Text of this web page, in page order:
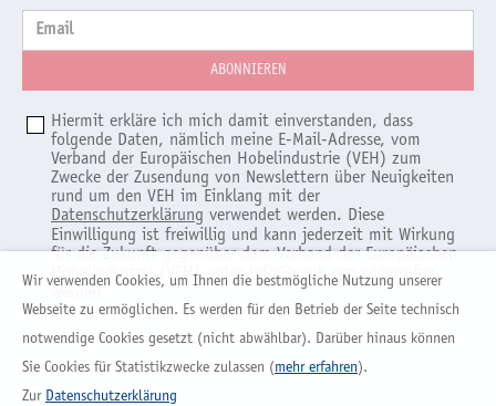
Email
Hiermit erkläre ich mich damit einverstanden, dass
folgende Daten, nämlich meine E-Mail-Adresse, vom
Verband der Europäischen Hobelindustrie (VEH) zum
Zwecke der Zusendung von Newslettern über Neuigkeiten
rund um den VEH im Einklang mit der
Datenschutzerklärung verwendet werden. Diese
Einwilligung ist freiwillig und kann jederzeit mit Wirkung
für die Zukunft gegenüber dem Verband der Europäischen
Hobelindustrie (VEH) unter
info@veuh.org widerrufen
Wir verwenden Cookies, um Ihnen die bestmögliche Nutzung unserer
Webseite zu ermöglichen. Es werden für den Betrieb der Seite technisch
notwendige Cookies gesetzt (nicht abwählbar). Darüber hinaus können
Sie Cookies für Statistikzwecke zulassen (mehr erfahren).
Zur Datenschutzerklärung